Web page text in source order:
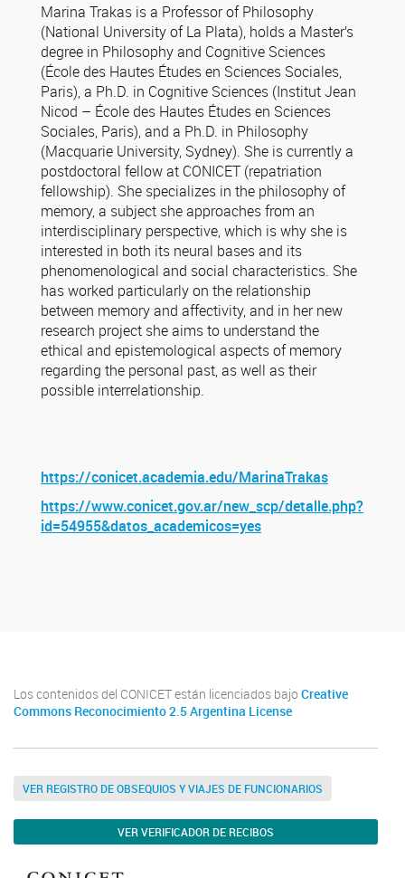
Marina Trakas is a Professor of Philosophy
(National University of La Plata), holds a Master’s
degree in Philosophy and Cognitive Sciences
(École des Hautes Études en Sciences Sociales,
Paris), a Ph.D. in Cognitive Sciences (Institut Jean
Nicod – École des Hautes Études en Sciences
Sociales, Paris), and a Ph.D. in Philosophy
(Macquarie University, Sydney). She is currently a
postdoctoral fellow at CONICET (repatriation
fellowship). She specializes in the philosophy of
memory, a subject she approaches from an
interdisciplinary perspective, which is why she is
interested in both its neural bases and its
phenomenological and social characteristics. She
has worked particularly on the relationship
between memory and affectivity, and in her new
research project she aims to understand the
ethical and epistemological aspects of memory
regarding the personal past, as well as their
possible interrelationship.
https://conicet.academia.edu/MarinaTrakas
https://www.conicet.gov.ar/new_scp/detalle.php?
id=54955&datos_academicos=yes
Los contenidos del CONICET están licenciados bajo Creative
Commons Reconocimiento 2.5 Argentina License
VER REGISTRO DE OBSEQUIOS Y VIAJES DE FUNCIONARIOS
VER VERIFICADOR DE RECIBOS